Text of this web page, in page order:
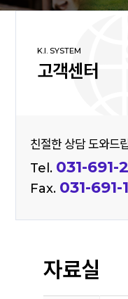
K.I. SYSTEM
고객센터
친절한 상담 도와드
Tel. 031-691-
Fax. 031-691-
자료실